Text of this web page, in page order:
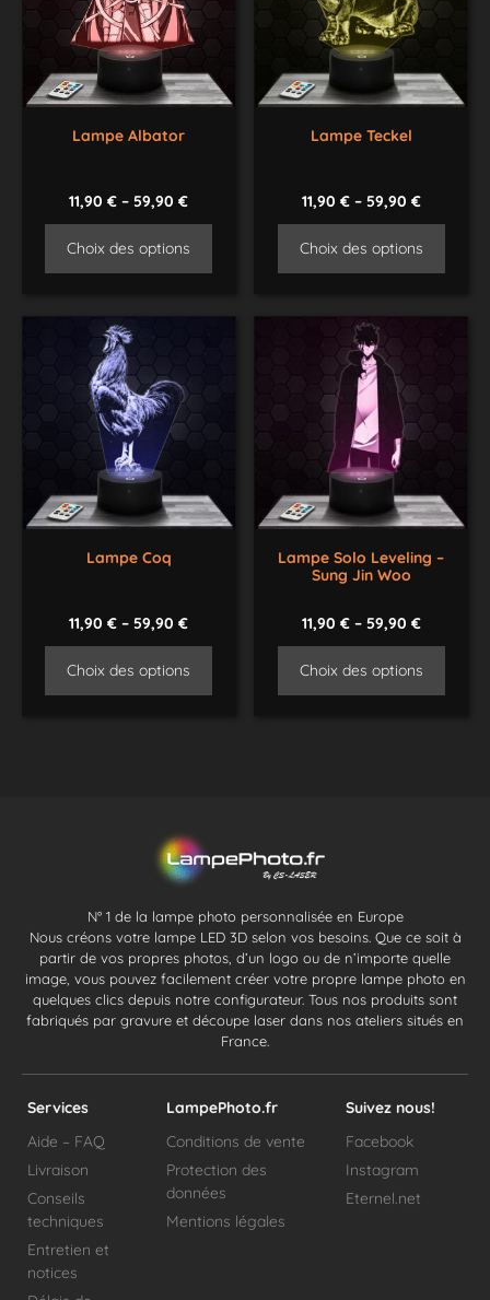
Lampe Albator
11,90€ –59,90€
Choix des options
Lampe Teckel
11,90 €– 59,90 €
Choix des options
Lampe Coq
11,90€ –59,90€
Choix des options
Lampe Solo Leveling –
Sung Jin Woo
11,90 €– 59,90 €
Choix des options
N° 1 de la lampe photo personnalisée en Europe
Nous créons votre lampe LED 3D selon vos besoins. Que ce soit à
partir de vos propres photos, d’un logo ou de n’importe quelle
image, vous pouvez facilement créer votre propre lampe photo en
quelques clics depuis notre configurateur. Tous nos produits sont
fabriqués par gravure et découpe laser dans nos ateliers situés en
France.
Services
Aide – FAQ
Livraison
Conseils
techniques
Entretien et
notices
LampePhoto.fr
Conditions de vente
Protection des
données
Mentions légales
Suivez nous!
Facebook
Instagram
Eternel.net